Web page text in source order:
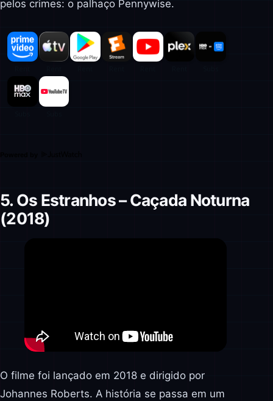
pelos crimes: o palhaço Pennywise.
5. Os Estranhos – Caçada Noturna
(2018)
O filme foi lançado em 2018 e dirigido por
Johannes Roberts. A história se passa em um